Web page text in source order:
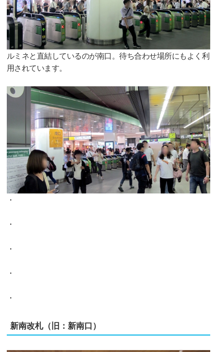
ルミネと直結しているのが南口。待ち合わせ場所にもよく利
用されています。
・
・
・
・
・
新南改札（旧：新南口）